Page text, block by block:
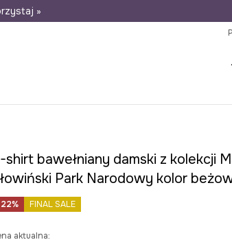
30 dni na zwrot
»
shirt bawełniany damski z kolekcji
Park Narodowy kolor
FINAL SALE
aktualna: